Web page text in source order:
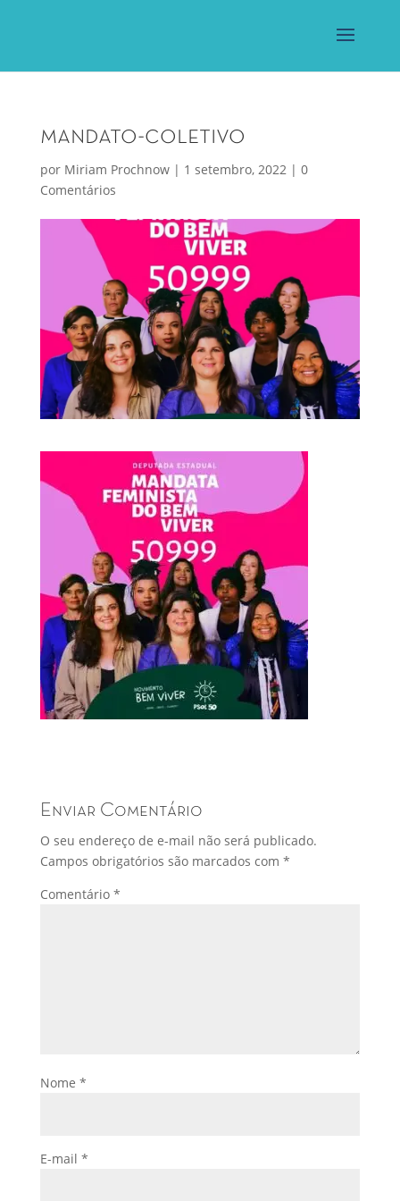
mandato-coletivo
por Miriam Prochnow| 1 setembro, 2022| 0
Comentários
Enviar Comentário
O seu endereço de e-mail não será publicado.
Campos obrigatórios são marcados com *
Comentário *
Nome *
E-mail *